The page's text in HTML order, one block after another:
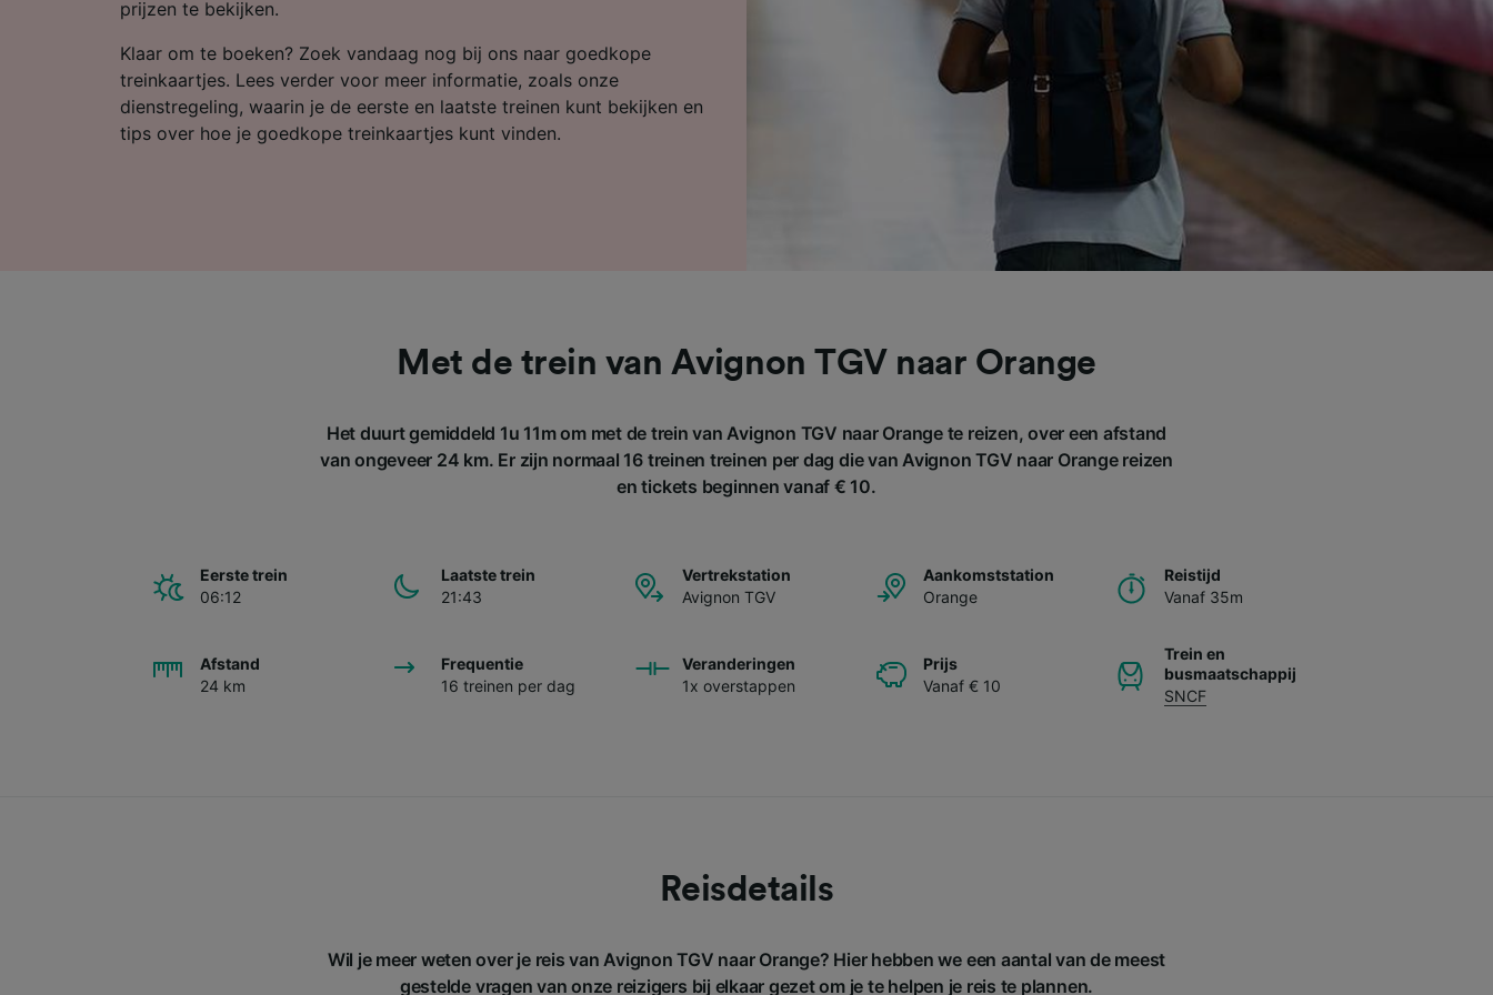
prijzen te bekijken.
Klaar om te boeken? Zoek vandaag nog bij ons naar goedkope
treinkaartjes. Lees verder voor meer informatie, zoals onze
dienstregeling, waarin je de eerste en laatste treinen kunt bekijken en
tips over hoe je goedkope treinkaartjes kunt vinden.
Met de trein van Avignon TGV naar Orange
Het duurt gemiddeld 1u 11m om met de trein van Avignon TGV naar Orange te reizen, over een afstand
van ongeveer 24 km. Er zijn normaal 16 treinen treinen per dag die van Avignon TGV naar Orange reizen
en tickets beginnen vanaf € 10.
Eerste trein
06:12
Laatste trein
21:43
Vertrekstation
Avignon TGV
Aankomststation
Orange
Reistijd
Vanaf 35m
Afstand
24 km
Frequentie
16 treinen per dag
Veranderingen
1x overstappen
Prijs
Vanaf € 10
Trein en
busmaatschappij
SNCF
Reisdetails
Wil je meer weten over je reis van Avignon TGV naar Orange? Hier hebben we een aantal van de meest
gestelde vragen van onze reizigers bij elkaar gezet om je te helpen je reis te plannen.